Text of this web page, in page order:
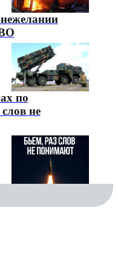
по
не